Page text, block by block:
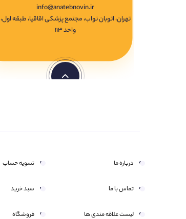
info@anatebnovin.ir
تهران، اتوبان نواب، مجتمع پزشکی اقاقیا، طبقه اول،
واحد ۱۱۳
درباره ما
تماس با ما
لیست علاقه مندی ها
تسویه حساب
سبد خرید
فروشگاه